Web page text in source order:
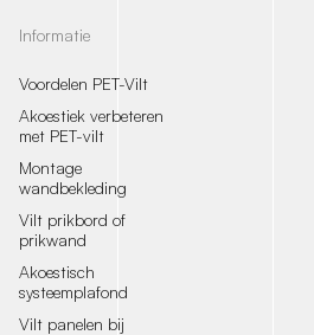
Informatie
Voordelen PET-Vilt
Akoestiek verbeteren
met PET-vilt
Montage
wandbekleding
Vilt prikbord of
prikwand
Akoestisch
systeemplafond
Vilt panelen bij